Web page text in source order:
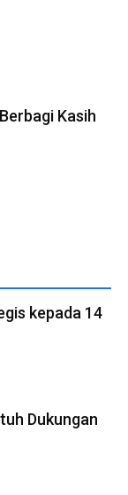
Kasih
kepada 14
Dukungan